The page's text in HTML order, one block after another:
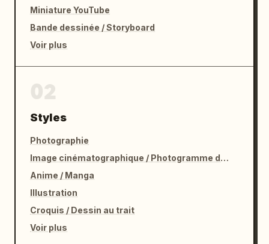
Miniature YouTube
Bande dessinée / Storyboard
Voir plus
Styles
Photographie
Image cinématographique / Photogramme de film
Anime / Manga
Illustration
Croquis / Dessin au trait
Voir plus